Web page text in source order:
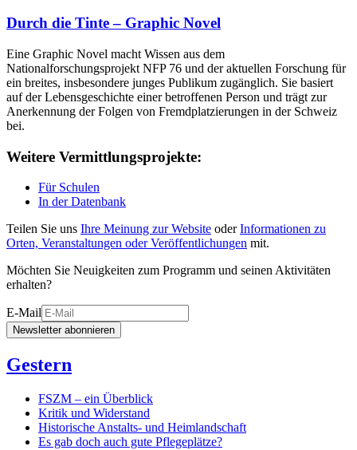
Durch die Tinte – Graphic Novel
Eine Graphic Novel macht Wissen aus dem
Nationalforschungsprojekt NFP 76 und der aktuellen Forschung für
ein breites, insbesondere junges Publikum zugänglich. Sie basiert
auf der Lebensgeschichte einer betroffenen Person und trägt zur
Anerkennung der Folgen von Fremdplatzierungen in der Schweiz
bei.
Weitere Vermittlungsprojekte:
Für Schulen
In der Datenbank
Teilen Sie uns Ihre Meinung zur Website oderInformationen zu
Orten, Veranstaltungen oder Veröffentlichungen mit.
Möchten Sie Neuigkeiten zum Programm und seinen Aktivitäten
erhalten?
E-Mail
Newsletter abonnieren
Gestern
FSZM – ein Überblick
Kritik und Widerstand
Historische Anstalts- und Heimlandschaft
Es gab doch auch gute Pflegeplätze?